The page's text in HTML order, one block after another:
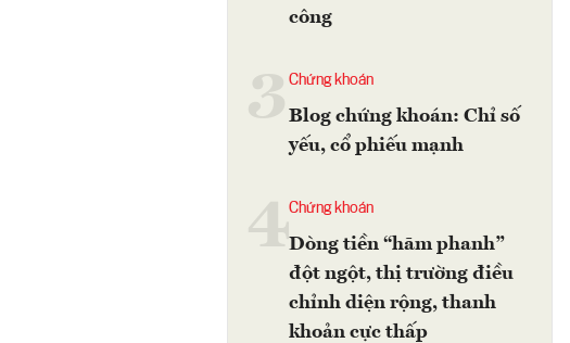
công
Chứng khoán
Blog chứng khoán: Chỉ số
yếu, cổ phiếu mạnh
4Chứng khoán
Dòng tiền “hãm phanh”
đột ngột, thị trường điều
chỉnh diện rộng, thanh
khoản cực thấp